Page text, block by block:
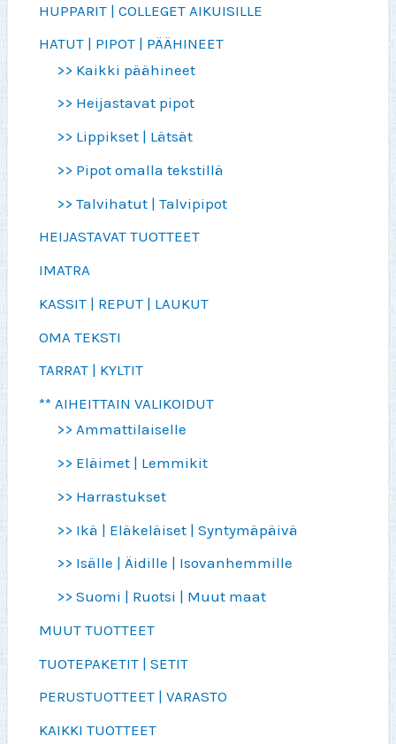
HUPPARIT | COLLEGET AIKUISILLE
HATUT | PIPOT | PÄÄHINEET
>> Kaikki päähineet
>> Heijastavat pipot
>> Lippikset | Lätsät
>> Pipot omalla tekstillä
>> Talvihatut | Talvipipot
HEIJASTAVAT TUOTTEET
IMATRA
KASSIT | REPUT | LAUKUT
OMA TEKSTI
TARRAT | KYLTIT
** AIHEITTAIN VALIKOIDUT
>> Ammattilaiselle
>> Eläimet | Lemmikit
>> Harrastukset
>> Ikä | Eläkeläiset | Syntymäpäivä
>> Isälle | Äidille | Isovanhemmille
>> Suomi | Ruotsi | Muut maat
MUUT TUOTTEET
TUOTEPAKETIT | SETIT
PERUSTUOTTEET | VARASTO
KAIKKI TUOTTEET